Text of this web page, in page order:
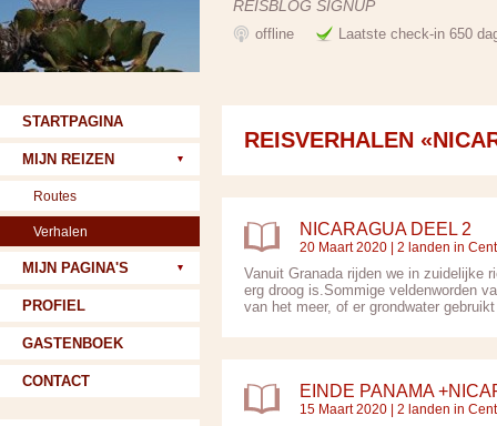
REISBLOG SIGNUP
offline Laatste check-in 650
REISVERHALEN
NICARAGUA DEEL 2
20 Maart 2020 | 2 landen in
Vanuit Granada rijden we in zuidelijke
erg droog is.Sommige veldenworden
van het meer, of er grondwater
EINDE PANAMA
15 Maart 2020 | 2 landen in
STARTPAGINA
MIJN REIZEN
Routes
Verhalen
MIJN PAGINA'S
PROFIEL
GASTENBOEK
CONTACT